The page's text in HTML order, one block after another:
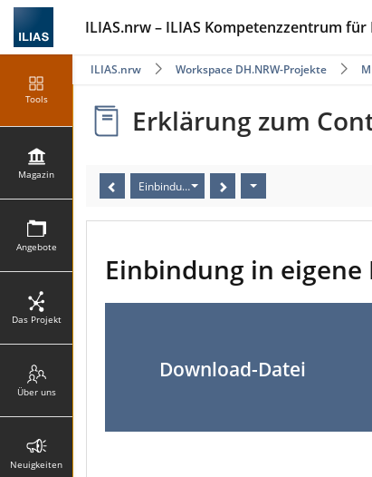
ILIAS.nrw – ILIAS Kompetenzzentrum für
Tools
Magazin
Angebote
Das Projekt
Über uns
Neuigkeiten
ILIAS.nrw Workspace DH.NRW-Projekte
Erklärung zum
Einbindung in eigene Kurse und Lernmaterialien
Einbindung in
Download-Datei